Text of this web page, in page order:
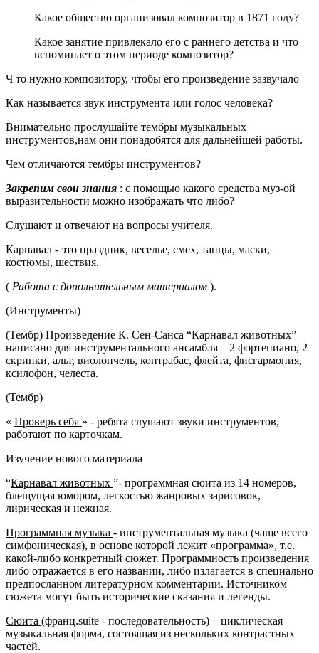
Какое общество организовал композитор в 1871 году?
Какое занятие привлекало его с раннего детства и что
вспоминает о этом периоде композитор?
Ч то нужно композитору, чтобы его произведение зазвучало
Как называется звук инструмента или голос человека?
Внимательно прослушайте тембры музыкальных
инструментов,нам они понадобятся для дальнейшей работы.
Чем отличаются тембры инструментов?
Закрепим свои знания : с помощью какого средства муз-ой
выразительности можно изображать что либо?
Слушают и отвечают на вопросы учителя.
Карнавал - это праздник, веселье, смех, танцы, маски,
костюмы, шествия.
( Работа с дополнительным материалом ).
(Инструменты)
(Тембр) Произведение К. Сен-Санса “Карнавал животных”
написано для инструментального ансамбля – 2 фортепиано, 2
скрипки, альт, виолончель, контрабас, флейта, фисгармония,
ксилофон, челеста.
(Тембр)
« Проверь себя » - ребята слушают звуки инструментов,
работают по карточкам.
Изучение нового материала
“Карнавал животных ”- программная сюита из 14 номеров,
блещущая юмором, легкостью жанровых зарисовок,
лирическая и нежная.
Программная музыка - инструментальная музыка (чаще всего
симфоническая), в основе которой лежит «программа», т.е.
какой-либо конкретный сюжет. Программность произведения
либо отражается в его названии, либо излагается в специально
предпосланном литературном комментарии. Источником
сюжета могут быть исторические сказания и легенды.
Сюита (франц.suite - последовательность) – циклическая
музыкальная форма, состоящая из нескольких контрастных
частей.